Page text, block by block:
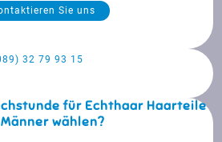
Sie uns
32 79 93 15
für Echthaar Haarteile
wählen?